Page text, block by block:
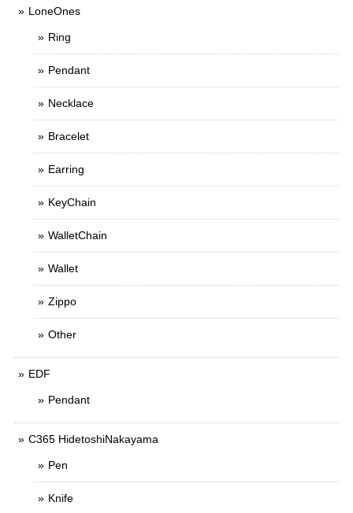
LoneOnes
Ring
Pendant
Necklace
Bracelet
Earring
KeyChain
WalletChain
Wallet
Zippo
Other
EDF
Pendant
C365 HidetoshiNakayama
Pen
Knife